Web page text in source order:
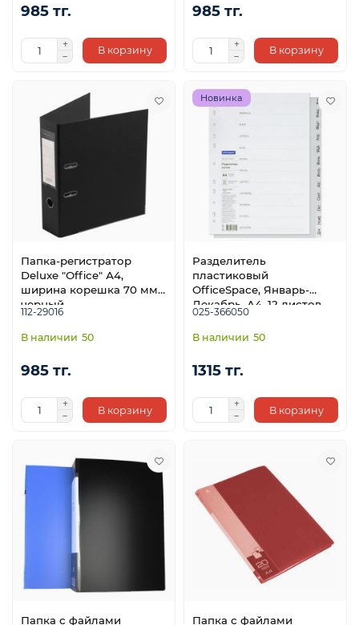
985 тг.
В корзину
985 тг.
В корзину
Папка-регистратор
Deluxe "Office" А4,
ширина корешка 70 мм,
черный
112-29016
50
985 тг.
В корзину
Новинка
Разделитель
пластиковый
OfficeSpace, Январь-
Декабрь, А4, 12 листов,
серый
025-366050
50
1315 тг.
В корзину
Папка с файлами
Папка с файлами